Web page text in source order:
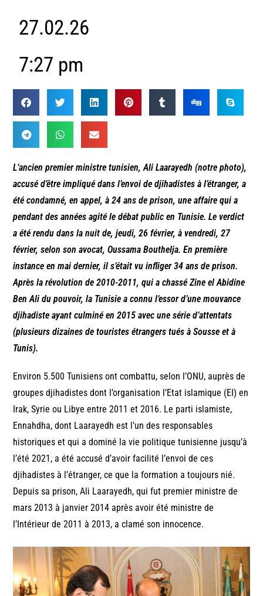
27.02.26
7:27 pm
L’ancien premier ministre tunisien, Ali Laarayedh (notre photo),
accusé d’être impliqué dans l’envoi de djihadistes à l’étranger, a
été condamné, en appel, à 24 ans de prison, une affaire qui a
pendant des années agité le débat public en Tunisie. Le verdict
a été rendu dans la nuit de, jeudi, 26 février, à vendredi, 27
février, selon son avocat, Oussama Bouthelja. En première
instance en mai dernier, il s’était vu infliger 34 ans de prison.
Après la révolution de 2010-2011, qui a chassé Zine el Abidine
Ben Ali du pouvoir, la Tunisie a connu l’essor d’une mouvance
djihadiste ayant culminé en 2015 avec une série d’attentats
(plusieurs dizaines de touristes étrangers tués à Sousse et à
Tunis).
Environ 5.500 Tunisiens ont combattu, selon l’ONU, auprès de
groupes djihadistes dont l’organisation l’Etat islamique (EI) en
Irak, Syrie ou Libye entre 2011 et 2016. Le parti islamiste,
Ennahdha, dont Laarayedh est l’un des responsables
historiques et qui a dominé la vie politique tunisienne jusqu’à
l’été 2021, a été accusé d’avoir facilité l’envoi de ces
djihadistes à l’étranger, ce que la formation a toujours nié.
Depuis sa prison, Ali Laarayedh, qui fut premier ministre de
mars 2013 à janvier 2014 après avoir été ministre de
l’Intérieur de 2011 à 2013, a clamé son innocence.